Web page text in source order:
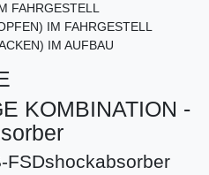
FAHRGESTELL
IM FAHRGESTELL
IM AUFBAU
KOMBINATION -
FSDshockabsorber